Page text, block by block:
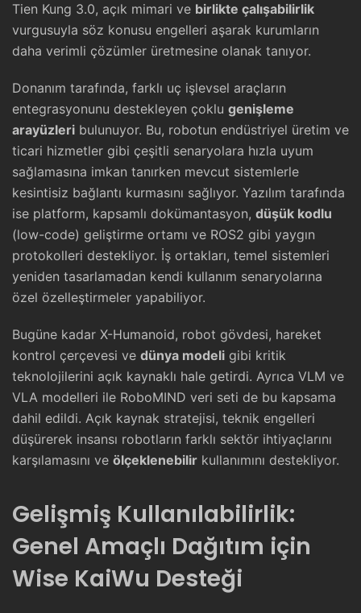
Tien Kung 3.0, açık mimari ve birlikte çalışabilirlik
vurgusuyla söz konusu engelleri aşarak kurumların
daha verimli çözümler üretmesine olanak tanıyor.
Donanım tarafında, farklı uç işlevsel araçların
entegrasyonunu destekleyen çoklu genişleme
arayüzleri bulunuyor. Bu, robotun endüstriyel üretim ve
ticari hizmetler gibi çeşitli senaryolara hızla uyum
sağlamasına imkan tanırken mevcut sistemlerle
kesintisiz bağlantı kurmasını sağlıyor. Yazılım tarafında
ise platform, kapsamlı dokümantasyon, düşük kodlu
(low-code) geliştirme ortamı ve ROS2 gibi yaygın
protokolleri destekliyor. İş ortakları, temel sistemleri
yeniden tasarlamadan kendi kullanım senaryolarına
özel özelleştirmeler yapabiliyor.
Bugüne kadar X-Humanoid, robot gövdesi, hareket
kontrol çerçevesi ve dünya modeli gibi kritik
teknolojilerini açık kaynaklı hale getirdi. Ayrıca VLM ve
VLA modelleri ile RoboMIND veri seti de bu kapsama
dahil edildi. Açık kaynak stratejisi, teknik engelleri
düşürerek insansı robotların farklı sektör ihtiyaçlarını
karşılamasını ve ölçeklenebilir kullanımını destekliyor.
Gelişmiş Kullanılabilirlik:
Genel Amaçlı Dağıtım için
Wise KaiWu Desteği